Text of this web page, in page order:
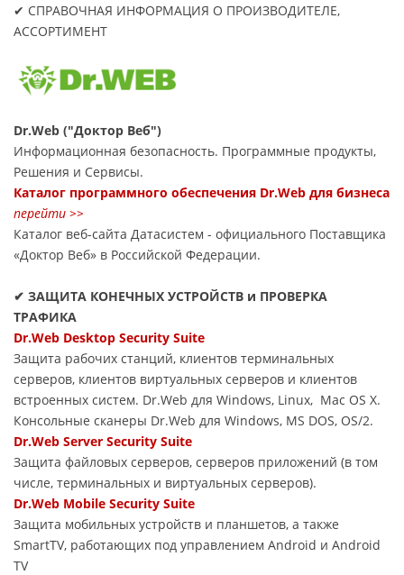
✔ СПРАВОЧНАЯ ИНФОРМАЦИЯ О ПРОИЗВОДИТЕЛЕ,
АССОРТИМЕНТ
Dr.Web ("Доктор Веб")
Информационная безопасность. Программные продукты,
Решения и Сервисы.
Каталог программного обеспечения Dr.Web для бизнеса
перейти >>
Каталог веб-сайта Датасиcтем - официального Поставщика
«Доктор Веб» в Российской Федерации.
✔ ЗАЩИТА КОНЕЧНЫХ УСТРОЙСТВ и ПРОВЕРКА
ТРАФИКА
Dr.Web Desktop Security Suite
Защита рабочих станций, клиентов терминальных
серверов, клиентов виртуальных серверов и клиентов
встроенных систем. Dr.Web для Windows, Linux, Mac OS X.
Консольные сканеры Dr.Web для Windows, MS DOS, OS/2.
Dr.Web Server Security Suite
Защита файловых серверов, серверов приложений (в том
числе, терминальных и виртуальных серверов).
Dr.Web Mobile Security Suite
Защита мобильных устройств и планшетов, а также
SmartTV, работающих под управлением Android и Android
TV